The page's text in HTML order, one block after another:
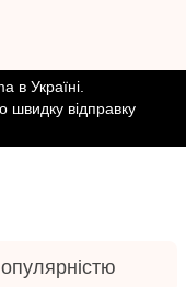
в Україні.
швидку відправку